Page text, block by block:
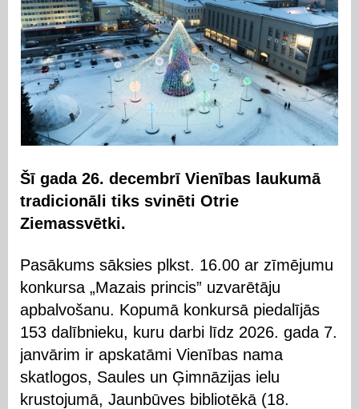
Šī gada 26. decembrī Vienības laukumā
tradicionāli tiks svinēti Otrie
Ziemassvētki.
Pasākums sāksies plkst. 16.00 ar zīmējumu
konkursa „Mazais princis” uzvarētāju
apbalvošanu. Kopumā konkursā piedalījās
153 dalībnieku, kuru darbi līdz 2026. gada 7.
janvārim ir apskatāmi Vienības nama
skatlogos, Saules un Ģimnāzijas ielu
krustojumā, Jaunbūves bibliotēkā (18.